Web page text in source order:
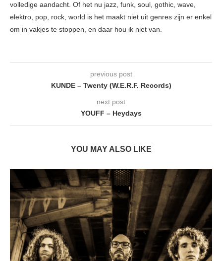
volledige aandacht. Of het nu jazz, funk, soul, gothic, wave,
elektro, pop, rock, world is het maakt niet uit genres zijn er enkel
om in vakjes te stoppen, en daar hou ik niet van.
previous post
KUNDE – Twenty (W.E.R.F. Records)
next post
YOUFF – Heydays
YOU MAY ALSO LIKE